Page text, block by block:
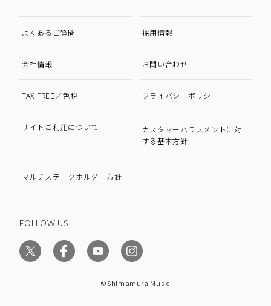
よくあるご質問 採用情報
会社情報 お問い合わせ
TAX FREE／免税 プライバシーポリシー
サイトご利用について
カスタマーハラスメントに対
する基本方針
マルチステークホルダー方針
FOLLOW US
©Shimamura Music